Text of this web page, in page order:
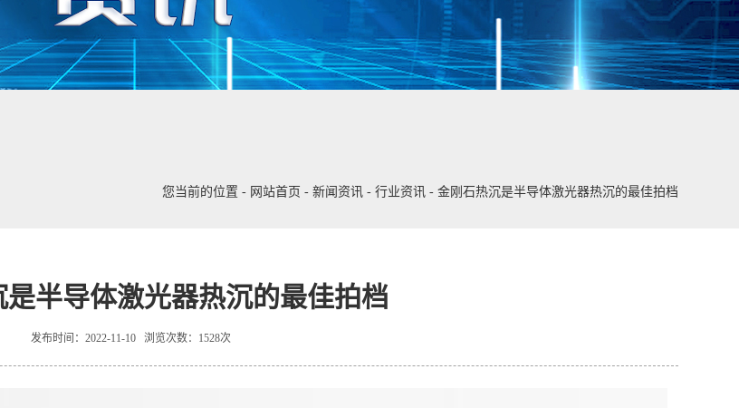
您当前的位置 - 网站首页 - 新闻资讯- 行业资讯- 金刚石热沉是半导体激光器热沉的最佳拍档
半导体激光器热沉的最佳拍档
发布时间：2022-11-10 浏览次数：1528次